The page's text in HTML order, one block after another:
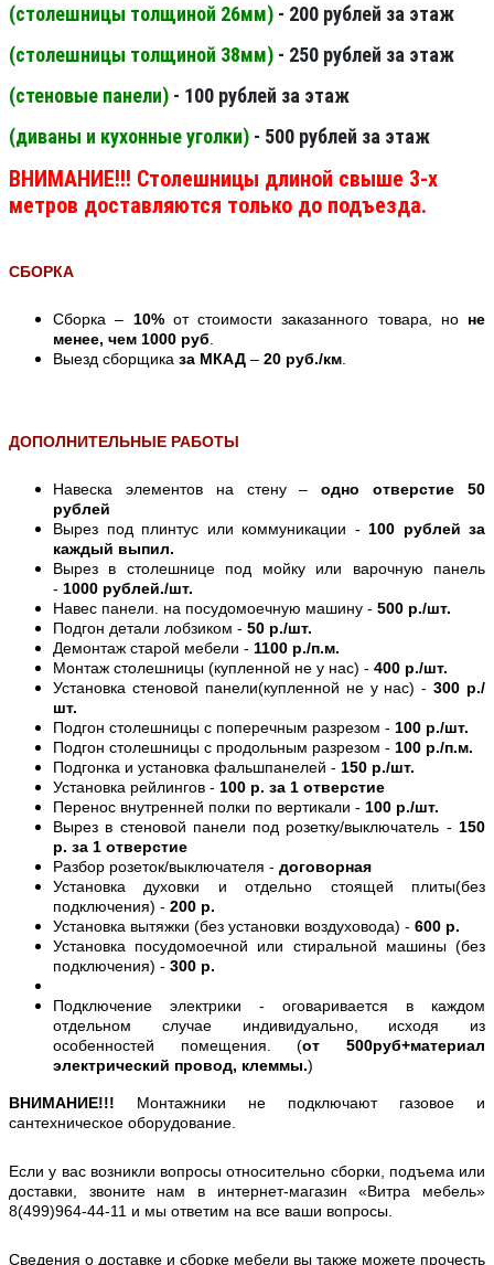
(столешницы толщиной 26мм) - 200 рублей за этаж
(столешницы толщиной 38мм) - 250 рублей за этаж
(стеновые панели) - 100 рублей за этаж
(диваны и кухонные уголки) - 500 рублей за этаж
ВНИМАНИЕ!!! Столешницы длиной свыше 3-х
метров доставляются только до подъезда.
СБОРКА
Сборка – 10%от стоимости заказанного товара, но не
менее, чем 1000 руб
Выезд сборщика за МКАД – 20 руб./км
ДОПОЛНИТЕЛЬНЫЕ РАБОТЫ
Навеска элементов на стену –одно отверстие 50
рублей
Вырез под плинтус или коммуникации - 100 рублей за
каждый выпил.
Вырез в столешнице под мойку или варочную панель
- 1000 рублей./шт.
Навес панели. на посудомоечную машину - 500 р./шт.
Подгон детали лобзиком - 50 р./шт.
Демонтаж старой мебели - 1100 р./п.м.
Монтаж столешницы (купленной не у нас) - 400 р./шт.
Установка стеновой панели(купленной не у нас) -300 р./
шт.
Подгон столешницы с поперечным разрезом - 100 р./шт.
Подгон столешницы с продольным разрезом - 100 р./п.м.
Подгонка и установка фальшпанелей - 150 р./шт.
Установка рейлингов - 100 р. за 1 отверстие
Перенос внутренней полки по вертикали - 100 р./шт.
Вырез в стеновой панели под розетку/выключатель - 150
р. за 1 отверстие
Разбор розеток/выключателя - договорная
Установка духовки и отдельно стоящей плиты(без
подключения) - 200 р.
Установка вытяжки (без установки воздуховода) - 600 р.
Установка посудомоечной или стиральной машины (без
подключения) - 300 р.
Подключение электрики - оговаривается в каждом
отдельном случае индивидуально, исходя из
особенностей помещения. (от 500руб+материал
электрический провод, клеммы.)
ВНИМАНИЕ!!! Монтажники не подключают газовое и
сантехническое оборудование.
Если у вас возникли вопросы относительно сборки, подъема или
доставки, звоните нам в интернет-магазин «Витра мебель»
8(499)964-44-11 и мы ответим на все ваши вопросы.
Сведения о доставке и сборке мебели вы также можете прочесть